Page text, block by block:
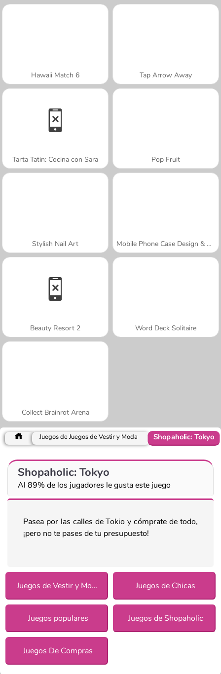
Hawaii Match 6 Tap Arrow Away
Tarta Tatin: Cocina con Sara Pop Fruit
Stylish Nail Art Mobile Phone Case Design & DIY
Beauty Resort 2 Word Deck Solitaire
Collect Brainrot Arena
Juegos de Juegos de Vestir y Moda Shopaholic: Tokyo
Shopaholic: Tokyo
Al 89% de los jugadores le gusta este juego
Pasea por las calles de Tokio y cómprate de todo,
¡pero no te pases de tu presupuesto!
Juegos de Vestir y Moda Juegos de Chicas
Juegos populares Juegos de Shopaholic
Juegos De Compras